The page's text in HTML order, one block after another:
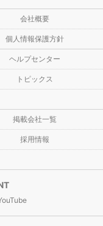
会社概要
個人情報保護方針
ヘルプセンター
トピックス
掲載会社一覧
採用情報